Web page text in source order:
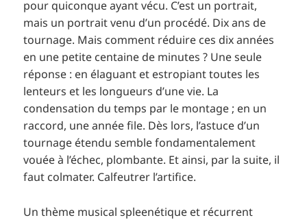
pour quiconque ayant vécu. C’est un portrait,
mais un portrait venu d’un procédé. Dix ans de
tournage. Mais comment réduire ces dix années
en une petite centaine de minutes ? Une seule
réponse : en élaguant et estropiant toutes les
lenteurs et les longueurs d’une vie. La
condensation du temps par le montage ; en un
raccord, une année file. Dès lors, l’astuce d’un
tournage étendu semble fondamentalement
vouée à l’échec, plombante. Et ainsi, par la suite, il
faut colmater. Calfeutrer l’artifice.
Un thème musical spleenétique et récurrent